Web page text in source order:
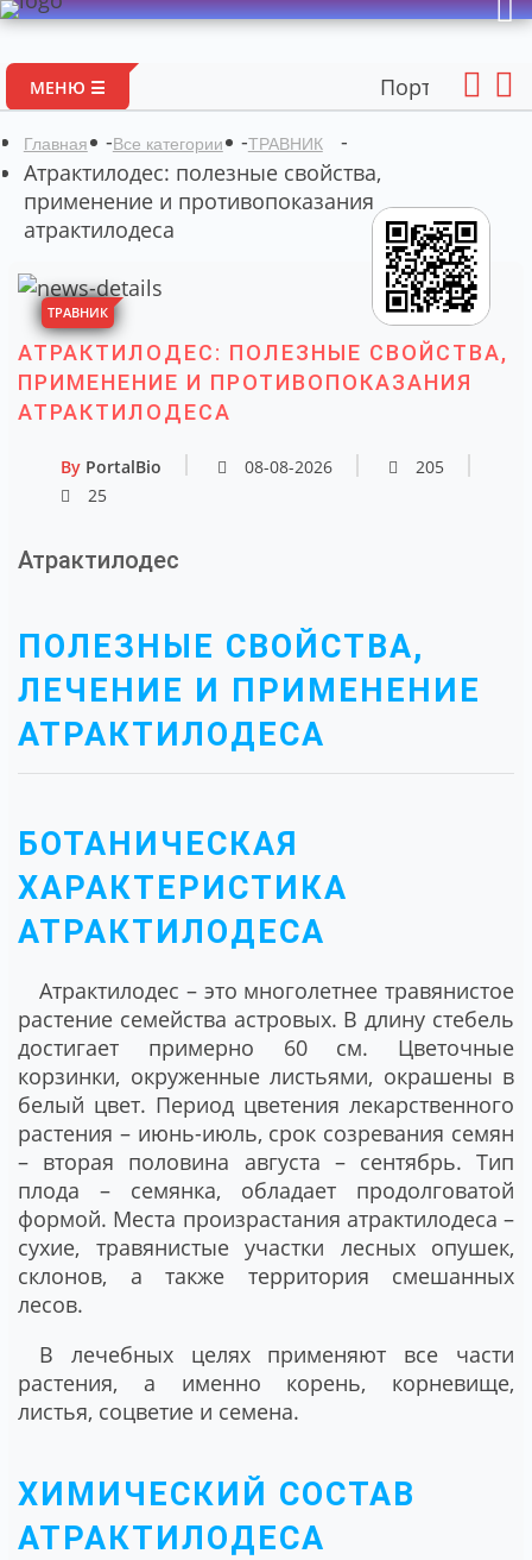
МЕНЮ ☰ Портал авторских
Главная -Все категории -ТРАВНИК
-
Атрактилодес: полезные свойства,
применение и противопоказания
атрактилодеса
ТРАВНИК
АТРАКТИЛОДЕС: ПОЛЕЗНЫЕ СВОЙСТВА,
ПРИМЕНЕНИЕ И ПРОТИВОПОКАЗАНИЯ
АТРАКТИЛОДЕСА
By PortalBio 08-08-2026
205
25
Атрактилодес
ПОЛЕЗНЫЕ СВОЙСТВА,
ЛЕЧЕНИЕ И ПРИМЕНЕНИЕ
АТРАКТИЛОДЕСА
БОТАНИЧЕСКАЯ
ХАРАКТЕРИСТИКА
АТРАКТИЛОДЕСА
Атрактилодес – это многолетнее травянистое
растение семейства астровых. В длину стебель
достигает примерно 60 см. Цветочные
корзинки, окруженные листьями, окрашены в
белый цвет. Период цветения лекарственного
растения – июнь-июль, срок созревания семян
– вторая половина августа – сентябрь. Тип
плода – семянка, обладает продолговатой
формой. Места произрастания атрактилодеса –
сухие, травянистые участки лесных опушек,
склонов, а также территория смешанных
лесов.
В лечебных целях применяют все части
растения, а именно корень, корневище,
листья, соцветие и семена.
ХИМИЧЕСКИЙ СОСТАВ
АТРАКТИЛОДЕСА